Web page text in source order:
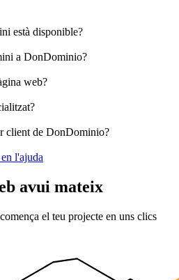
està disponible?
a DonDominio?
web?
client de DonDominio?
l'ajuda
avui mateix
el teu projecte en uns clics